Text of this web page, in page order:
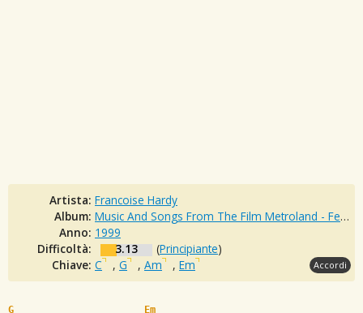
Artista: Francoise Hardy
Album: Music And Songs From The Film Metroland - Featuring Original Compositions From Mark Knopfler
Anno: 1999
Difficoltà:
3.13 (Principiante)
Chiave: C , G , Am , Em Accordi
G
Em